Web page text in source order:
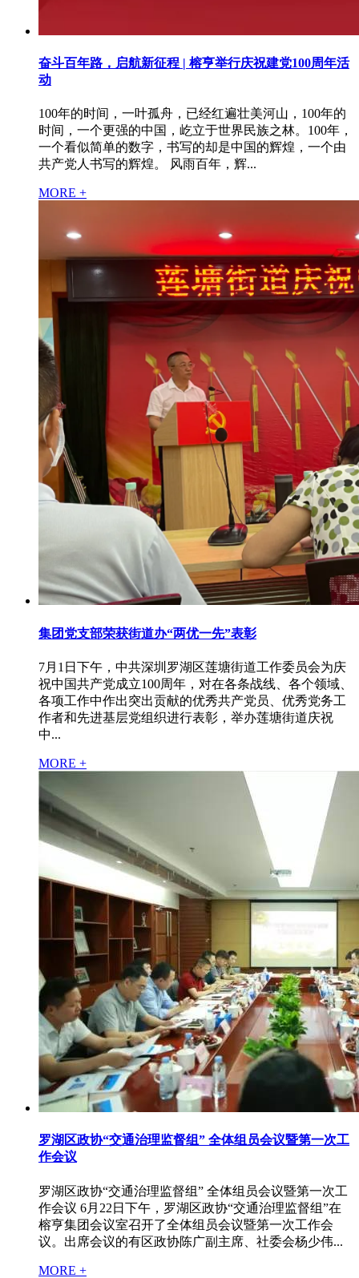
奋斗百年路，启航新征程 | 榕亨举行庆祝建党100周年活
动
100年的时间，一叶孤舟，已经红遍壮美河山，100年的
时间，一个更强的中国，屹立于世界民族之林。100年，
一个看似简单的数字，书写的却是中国的辉煌，一个由
共产党人书写的辉煌。 风雨百年，辉...
MORE +
集团党支部荣获街道办“两优一先”表彰
7月1日下午，中共深圳罗湖区莲塘街道工作委员会为庆
祝中国共产党成立100周年，对在各条战线、各个领域、
各项工作中作出突出贡献的优秀共产党员、优秀党务工
作者和先进基层党组织进行表彰，举办莲塘街道庆祝
中...
MORE +
罗湖区政协“交通治理监督组” 全体组员会议暨第一次工
作会议
罗湖区政协“交通治理监督组” 全体组员会议暨第一次工
作会议 6月22日下午，罗湖区政协“交通治理监督组”在
榕亨集团会议室召开了全体组员会议暨第一次工作会
议。出席会议的有区政协陈广副主席、社委会杨少伟...
MORE +